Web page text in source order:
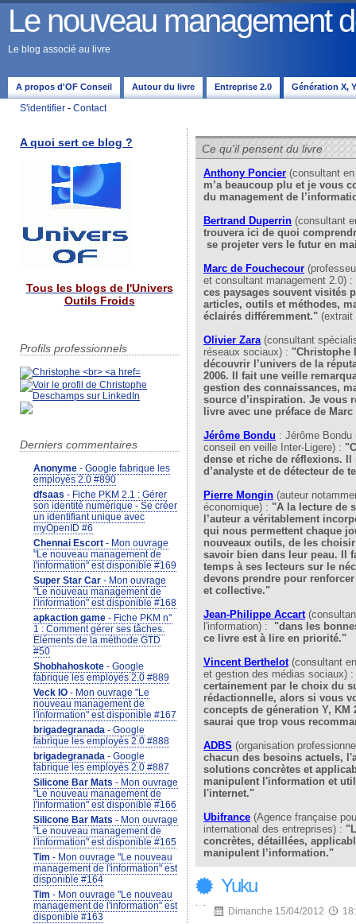
Le nouveau management
Le blog associé au livre
A propos d'OF Conseil Autour du livre Entreprise 2.0 Génération X,
S'identifier - Contact
A quoi sert ce blog ?
Tous les blogs de l'Univers
Outils Froids
Profils professionnels
Derniers commentaires
Anonyme - Google fabrique les
employés 2.0 #890
dfsaas - Fiche PKM 2.1 : Gérer
son identité numérique - Se créer
un identifiant unique avec
myOpenID #6
Chennai Escort - Mon ouvrage
"Le nouveau management de
l'information" est disponible #169
Super Star Car - Mon ouvrage
"Le nouveau management de
l'information" est disponible #168
apkaction game - Fiche PKM n°
1 : Comment gérer ses tâches.
Eléments de la méthode GTD
#50
Shobhahoskote - Google
fabrique les employés 2.0 #889
Veck IO - Mon ouvrage "Le
nouveau management de
l'information" est disponible #167
brigadegranada - Google
fabrique les employés 2.0 #888
brigadegranada - Google
fabrique les employés 2.0 #887
Silicone Bar Mats - Mon ouvrage
"Le nouveau management de
l'information" est disponible #166
Silicone Bar Mats - Mon ouvrage
"Le nouveau management de
l'information" est disponible #165
Tim - Mon ouvrage "Le nouveau
management de l'information" est
disponible #164
Tim - Mon ouvrage "Le nouveau
management de l'information" est
disponible #163
Ce qu'il pensent du livre
Anthony Poncier (consultant
m’a beaucoup plu et je vous
du management de
Bertrand Duperrin (consultant
trouvera ici de quoi
se projeter vers le futur en
Marc de Fouchecour
et consultant management 2.0) :
ces paysages souvent visités
articles, outils et méthodes,
éclairés différemment." (extrait
Olivier Zara(consultant
réseaux sociaux) : "Christophe
découvrir l’univers de la
2006. Il fait une veille
gestion des connaissances,
source d’inspiration. Je vous
livre avec une préface de
Jérôme Bondu : Jérôme
conseil en veille Inter-Ligere) :
dense et riche de réflexions.
d’analyste et de détecteur de
Pierre Mongin (auteur
économique) : "A la lecture de
l’auteur a véritablement
qui nous permettent chaque
nouveaux outils, de les
savoir bien dans leur peau. Il
temps à ses lecteurs sur le
devons prendre pour
et collective."
Jean-Philippe Accart
l'information) : "dans les
ce livre est à lire en priorité."
Vincent Berthelot(consultant
et gestion des médias sociaux) :
certainement par le choix du
rédactionnelle, alors si vous
concepts de géneration Y, KM
saurai que trop vous
ADBS (organisation
chacun des besoins actuels,
solutions concrètes et
manipulent l'information et
l'internet."
Ubifrance (Agence française
international des entreprises) :
concrètes, détaillées,
manipulent l’information."
Yuku
Dimanche 15/04/2012